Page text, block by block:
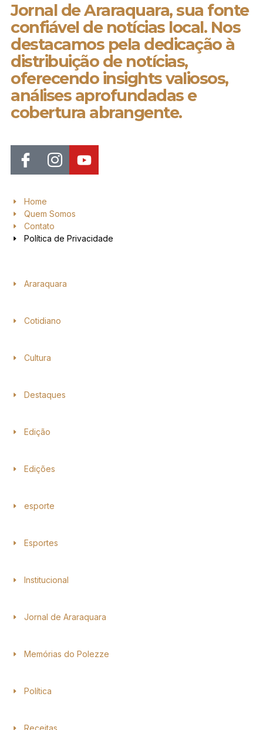
Jornal de Araraquara, sua fonte
confiável de notícias local. Nos
destacamos pela dedicação à
distribuição de notícias,
oferecendo insights valiosos,
análises aprofundadas e
cobertura abrangente.
Home
Quem Somos
Contato
Política de Privacidade
Araraquara
Cotidiano
Cultura
Destaques
Edição
Edições
esporte
Esportes
Institucional
Jornal de Araraquara
Memórias do Polezze
Política